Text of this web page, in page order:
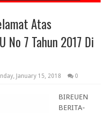
Atas
No 7 Tahun 2017 Di
January 15, 2018 0
BIREUEN
BERITA-